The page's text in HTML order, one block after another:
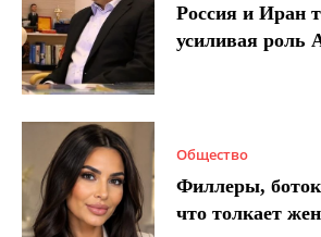
Россия и Иран
усиливая роль
Общество
Филлеры,
что толкает